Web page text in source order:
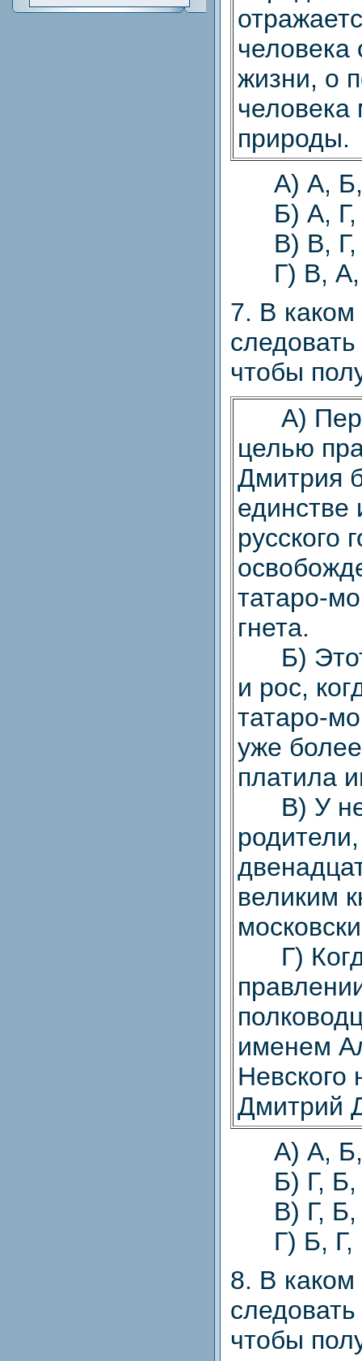
человека
жизни, о
человека
природы.
А) А, Б,
Б) А, Г,
В) В, Г,
Г) В, А,
7. В
чтобы
А)
целью
Дмитрия
единстве
русского
татаро-
гнета.
Б) Этот
и рос,
татаро-
уже
платила
В) У
великим
Г)
именем
Невского
Дмитрий
А) А, Б,
Б) Г, Б,
В) Г, Б,
Г) Б, Г,
8. В
чтобы